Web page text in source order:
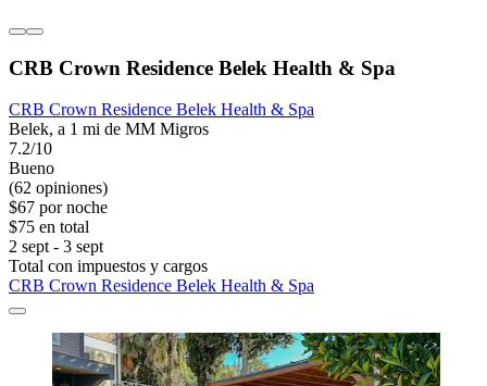
CRB Crown Residence Belek Health & Spa
CRB Crown Residence Belek Health & Spa
Belek, a 1 mi de MM Migros
7.2/10
Bueno
(62 opiniones)
$67 por noche
$75 en total
2 sept - 3 sept
Total con impuestos y cargos
CRB Crown Residence Belek Health & Spa